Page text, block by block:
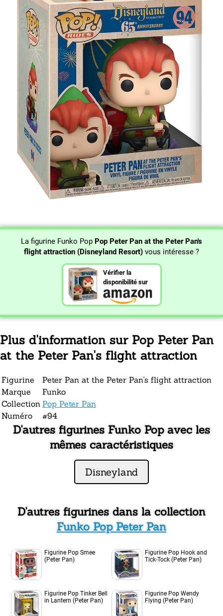
La figurine Funko Pop Pop Peter Pan at the Peter Pan's
flight attraction (Disneyland Resort) vous intéresse ?
Vérifier la
disponibilité sur
Plus d'information sur Pop Peter Pan
at the Peter Pan's flight attraction
Figurine
Peter Pan at the Peter Pan's flight attraction
Marque
Funko
Collection Pop Peter Pan
Numéro
#94
D'autres figurines Funko Pop avec les
mêmes caractéristiques
Disneyland
D'autres figurines dans la collection
Funko Pop Peter Pan
Figurine Pop Smee
(Peter Pan)
Figurine Pop Hook and
Tick-Tock (Peter Pan)
Figurine Pop Tinker Bell
in Lantern (Peter Pan)
Figurine Pop Wendy
Flying (Peter Pan)